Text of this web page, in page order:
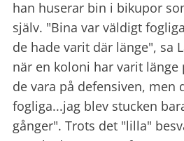
han huserar bin i bikupor
själv. "Bina var väldigt
de hade varit där länge", sa
när en koloni har varit länge
de vara på defensiven, men
fogliga...jag blev stucken
gånger". Trots det "lilla"